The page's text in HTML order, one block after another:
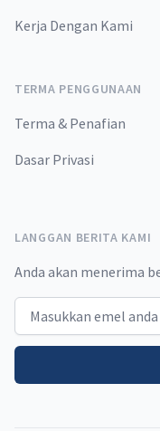
Kerja Dengan Kami
TERMA PENGGUNAAN
Terma & Penafian
Dasar Privasi
LANGGAN BERITA KAMI
Anda akan menerima
Email address